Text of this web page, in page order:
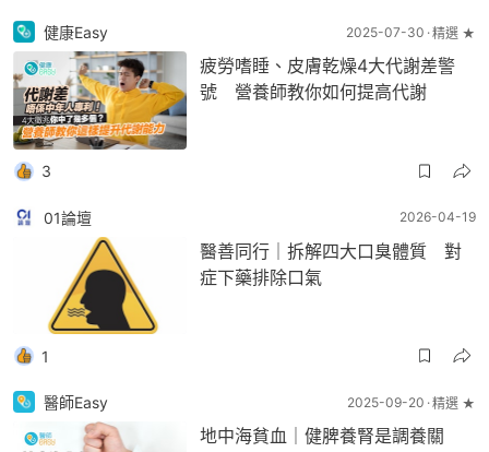
健康Easy 2025-07-30 精選 ★
疲勞嗜睡、皮膚乾燥4大代謝差警
號 營養師教你如何提高代謝
3
01論壇 2026-04-19
醫善同行｜拆解四大口臭體質 對
症下藥排除口氣
1
醫師Easy 2025-09-20 精選 ★
地中海貧血｜健脾養腎是調養關